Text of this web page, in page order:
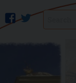
twitter
facebook